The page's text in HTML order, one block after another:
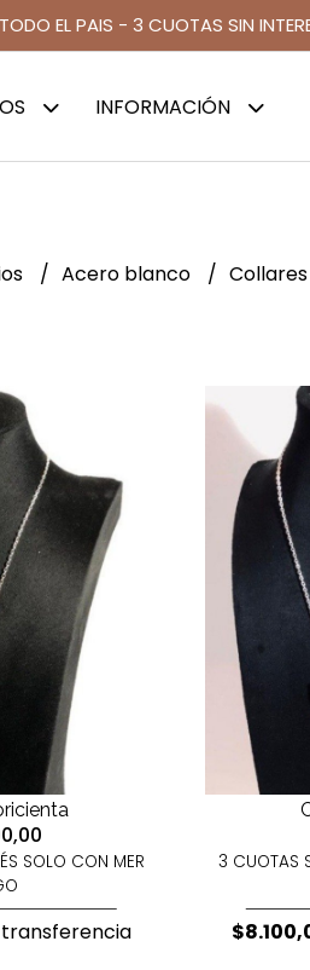
EL PAIS - 3 CUOTAS SIN
INFORMACIÓN
Acero blanco Collares
SOLO CON MER
3 CUOTAS